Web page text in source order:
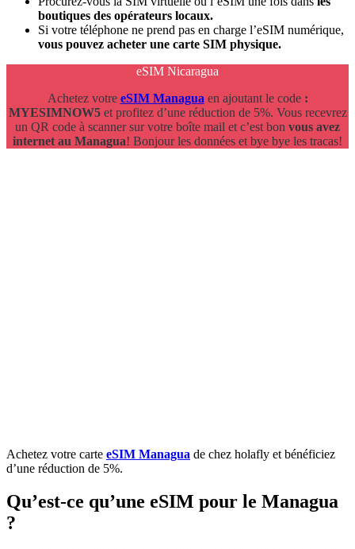
boutiques des opérateurs locaux.
Si votre téléphone ne prend pas en charge l’eSIM numérique,
vous pouvez acheter une carte SIM physique.
eSIM Nicaragua
Achetez votre eSIM Managua en ajoutant le code :
MYESIMNOW5et profitez d’une réduction de 5%. Vous recevrez
un QR code à scanner sur votre boîte mail et c’est bon vous avez
internet au Managua! Bonjour les données et bye bye les tracas!
Achetez votre carte eSIM Managua de chez holafly et bénéficiez
d’une réduction de 5%.
Qu’est-ce qu’une eSIM pour le Managua
?